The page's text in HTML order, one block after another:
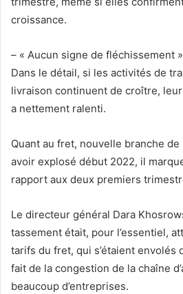
croissance.
– « Aucun signe de fléchissement
Dans le détail, si les activités de
livraison continuent de croître,
a nettement ralenti.
Quant au fret, nouvelle branche
avoir explosé début 2022, il
rapport aux deux premiers
Le directeur général Dara
tassement était, pour l’essentiel,
tarifs du fret, qui s’étaient envolés
fait de la congestion de la chaîne
beaucoup d’entreprises.